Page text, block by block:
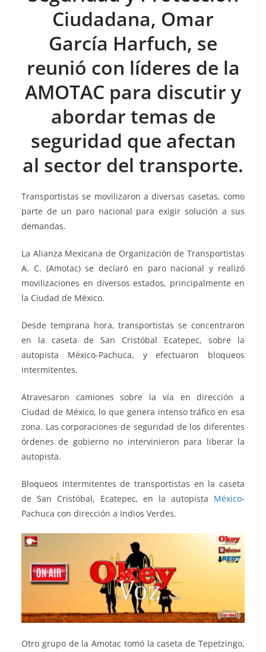
o
k
p k
Ciudadana, Omar
García Harfuch, se
reunió con líderes de la
AMOTAC para discutir y
abordar temas de
seguridad que afectan
al sector del transporte.
Transportistas se movilizaron a diversas casetas, como
parte de un paro nacional para exigir solución a sus
demandas.
La Alianza Mexicana de Organización de Transportistas
A. C. (Amotac) se declaró en paro nacional y realizó
movilizaciones en diversos estados, principalmente en
la Ciudad de México.
Desde temprana hora, transportistas se concentraron
en la caseta de San Cristóbal Ecatepec, sobre la
autopista México-Pachuca, y efectuaron bloqueos
intermitentes.
Atravesaron camiones sobre la vía en dirección a
Ciudad de México, lo que genera intenso tráfico en esa
zona. Las corporaciones de seguridad de los diferentes
órdenes de gobierno no intervinieron para liberar la
autopista.
Bloqueos intermitentes de transportistas en la caseta
de San Cristóbal, Ecatepec, en la autopista México-
Pachuca con dirección a Indios Verdes.
Otro grupo de la Amotac tomó la caseta de Tepetzingo,